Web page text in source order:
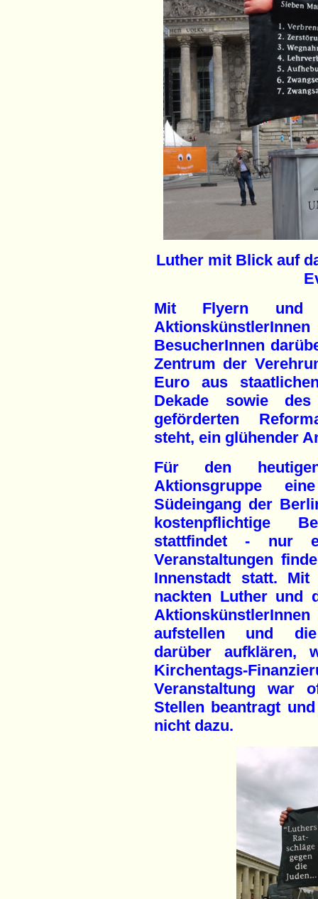
Luther mit Blick auf
Mit Flyern und
BesucherInnen
Zentrum der
Euro aus
Dekade sowie
geförderten
steht, ein glühender
Für den
Aktionsgruppe
Südeingang der
kostenpflichtige
stattfindet - nur
Veranstaltungen
Innenstadt statt.
nackten Luther und
aufstellen und die
darüber
Kirchentags-
Veranstaltung war
Stellen beantragt
nicht dazu.